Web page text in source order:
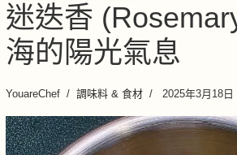
迷迭香
海的陽光氣息
YouareChef 調味料 & 食材 2025年3月18日